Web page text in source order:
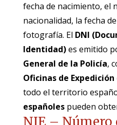
fecha de nacimiento, el
nacionalidad, la fecha
fotografía. El DNI
Identidad)es emitido
General de la Policía,
Oficinas de Expedición
todo el territorio
españoles pueden